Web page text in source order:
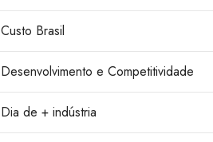
Custo Brasil
Desenvolvimento e Competitividade
Dia de + indústria